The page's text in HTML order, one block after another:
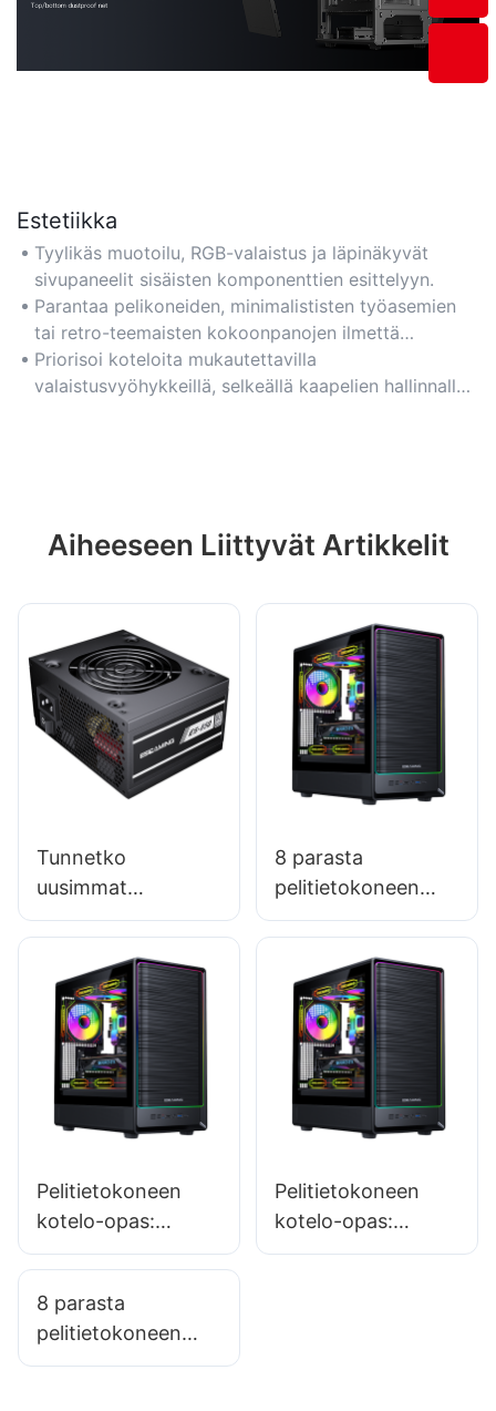
Estetiikka
Tyylikäs muotoilu, RGB-valaistus ja läpinäkyvät
sivupaneelit sisäisten komponenttien esittelyyn.
Parantaa pelikoneiden, minimalististen työasemien
tai retro-teemaisten kokoonpanojen ilmettä
visuaalisella ilmeellä.
Priorisoi koteloita mukautettavilla
valaistusvyöhykkeillä, selkeällä kaapelien hallinnalla
Aiheeseen Liittyvät Artikkelit
Tunnetko
uusimmat
teknologiat
virtalähdesuunnitte
lussa?
8 parasta
pelitietokoneen
koteloa hiljaiseen
tuulettimen melua
Pelitietokoneen
kotelo-opas:
Oikean kotelon
näytönohjaimen
kokoonpanoon
Pelitietokoneen
kotelo-opas:
Oikean kotelon
8 parasta
pelitietokoneen
kotelovaihtoehtoa,